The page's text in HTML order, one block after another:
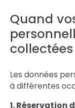
Quand
collectées
Les données
à différentes
1. Réservation